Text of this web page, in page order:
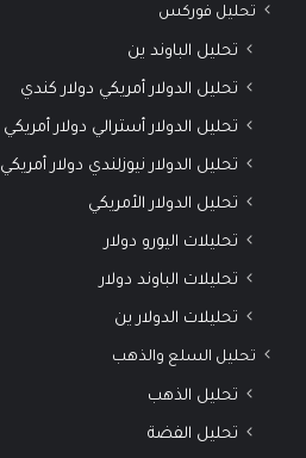
تحليل فوركس
تحليل الباوند ين
تحليل الدولار أمريكي دولار كندي
تحليل الدولار أسترالي دولار أمريكي
تحليل الدولار نيوزلندي دولار أمريكي
تحليل الدولار الأمريكي
تحليلات اليورو دولار
تحليلات الباوند دولار
تحليلات الدولار ين
تحليل السلع والذهب
تحليل الذهب
تحليل الفضة